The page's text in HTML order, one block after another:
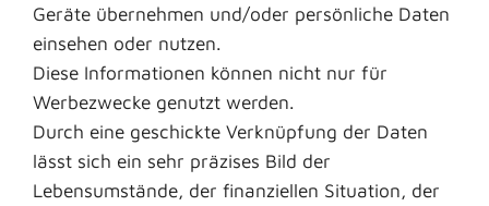
Geräte übernehmen und/oder persönliche Daten
einsehen oder nutzen.
Diese Informationen können nicht nur für
Werbezwecke genutzt werden.
Durch eine geschickte Verknüpfung der Daten
lässt sich ein sehr präzises Bild der
Lebensumstände, der finanziellen Situation, der